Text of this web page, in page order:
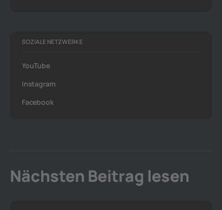
SOZIALE NETZWERKE
YouTube
Instagram
Facebook
Nächsten Beitrag lesen